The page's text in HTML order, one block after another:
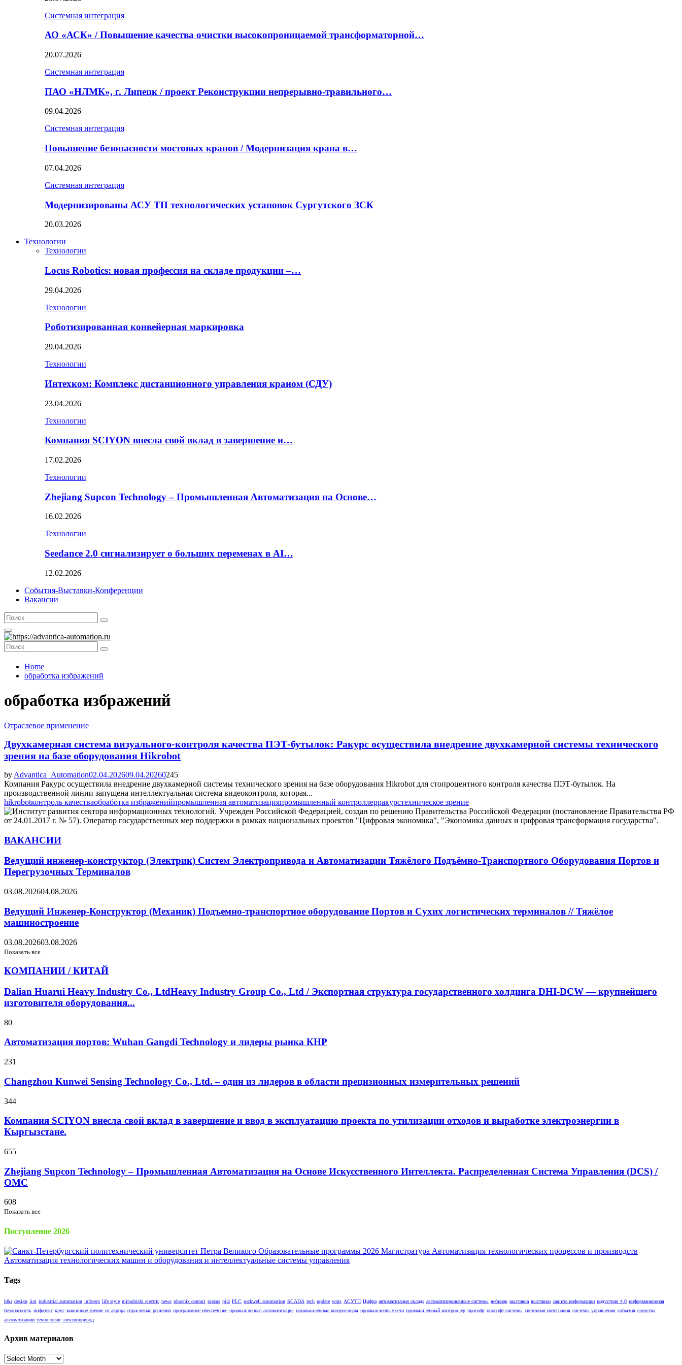
Системная интеграция
АО «АСК» / Повышение качества очистки высокопроницаемой трансформаторной…
20.07.2026
Системная интеграция
ПАО «НЛМК», г. Липецк / проект Реконструкции непрерывно-травильного…
09.04.2026
Системная интеграция
Повышение безопасности мостовых кранов / Модернизация крана в…
07.04.2026
Системная интеграция
Модернизированы АСУ ТП технологических установок Сургутского ЗСК
20.03.2026
Технологии
Технологии
Locus Robotics: новая профессия на складе продукции –…
29.04.2026
Технологии
Роботизированная конвейерная маркировка
29.04.2026
Технологии
Интехком: Комплекс дистанционного управления краном (СДУ)
23.04.2026
Технологии
Компания SCIYON внесла свой вклад в завершение и…
17.02.2026
Технологии
Zhejiang Supcon Technology – Промышленная Автоматизация на Основе…
16.02.2026
Технологии
Seedance 2.0 сигнализирует о больших переменах в AI…
12.02.2026
События-Выставки-Конференции
Вакансии
Search
for:
Search
Primary
Menu
Search
for:
Search
Home
обработка избражений
обработка избражений
Отраслевое применение
Двухкамерная система визуального-контроля качества ПЭТ-бутылок: Ракурс осуществила внедрение двухкамерной системы технического
зрения на базе оборудования Hikrobot
by Advantica_Automation02.04.202609.04.20260245
Компания Ракурс осуществила внедрение двухкамерной системы технического зрения на базе оборудования Hikrobot для стопроцентного контроля качества ПЭТ-бутылок. На
производственной линии запущена интеллектуальная система видеоконтроля, которая...
hikrobotконтроль качестваобработка избраженийпромышленная автоматизацияпромышленный контроллерракурстехническое зрение
ВАКАНСИИ
Ведущий инженер-конструктор (Электрик) Систем Электропривода и Автоматизации Тяжёлого Подъёмно-Транспортного Оборудования Портов и
Перегрузочных Терминалов
03.08.202604.08.2026
Ведущий Инженер-Конструктор (Механик) Подъемно-транспортное оборудование Портов и Сухих логистических терминалов // Тяжёлое
машиностроение
03.08.202603.08.2026
Показать все
КОМПАНИИ / КИТАЙ
Dalian Huarui Heavy Industry Co., LtdHeavy Industry Group Co., Ltd / Экспортная структура государственного холдинга DHI-DCW — крупнейшего
изготовителя оборудования...
80
Автоматизация портов: Wuhan Gangdi Technology и лидеры рынка КНР
231
Changzhou Kunwei Sensing Technology Co., Ltd. – один из лидеров в области прецизионных измерительных решений
344
Компания SCIYON внесла свой вклад в завершение и ввод в эксплуатацию проекта по утилизации отходов и выработке электроэнергии в
Кыргызстане.
655
Zhejiang Supcon Technology – Промышленная Автоматизация на Основе Искусственного Интеллекта. Распределенная Cистема Управления (DCS) /
OMC
608
Показать все
Поступление 2026
Tags
b&r design iiot industrial automation infotecs life style mitsubishi electric news phoenix contact piezus pilz PLC rockwell automation SCADA tech update wms АСУТП Цифра автоматизация склада автоматизированные системы вебинар выставка выставки защита информации индустрия 4.0 информационная
безопасность инфотекс круг машинное зрение ос аврора отраслевые решения программное обеспечение промышленная автоматизация промышленные контроллеры промышленные сети промышленный контроллер прософт прософт системы системная интеграция системы управления события средства
автоматизации технологии электропривод
Архив материалов
Архив